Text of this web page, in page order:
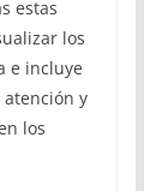
estas
los
e incluye
y
los